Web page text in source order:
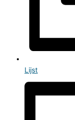
Lijst